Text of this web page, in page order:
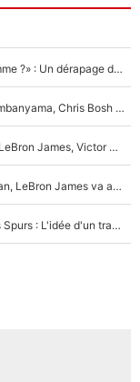
«LeBron James, as-tu déjà eu envie d’être une femme ?» : Un dérapage de Donald Trump sur la superstar de la NBA refait surface
NBA - Victime d'une thrombose comme Victor Wembanyama, Chris Bosh prévient le Français des risques sur sa santé : «J’ai failli mourir sur le coup et j’ai été ramené à la vie»
De la NBA au cinéma : Comme Michael Jordan et LeBron James, Victor Wembanyama rêve d'une carrière d'acteur !
The Last Dance sur Netflix : Comme Michael Jordan, LeBron James va avoir le droit à sa série !
Stephen Curry avec Victor Wembanyama chez les Spurs : L'idée d'un trade historique est lancée en NBA !